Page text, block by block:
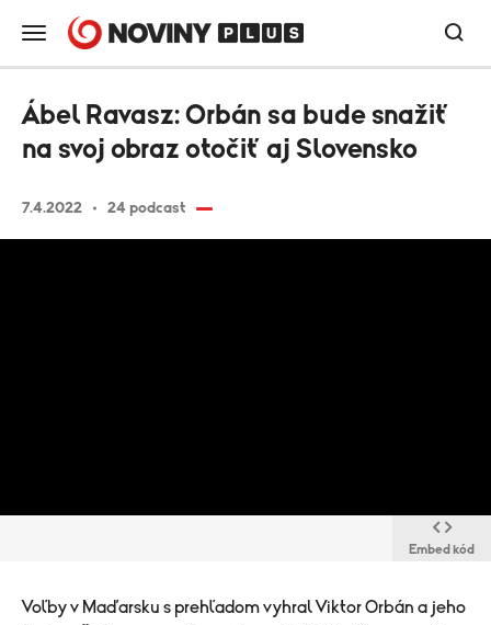
7.4.2022 24 podcast
Ábel Ravasz: Orbán sa bude snažiť
na svoj obraz otočiť aj Slovensko
Embed kód
Voľby v Maďarsku s prehľadom vyhral Viktor Orbán a jeho